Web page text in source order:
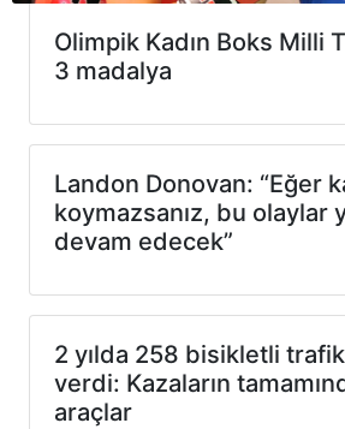
Olimpik Kadın Boks Milli
3 madalya
Landon Donovan: “Eğer
koymazsanız, bu olaylar
devam edecek”
2 yılda 258 bisikletli
verdi: Kazaların
araçlar